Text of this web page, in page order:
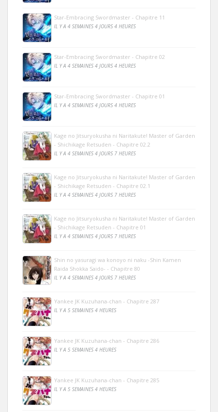
Star-Embracing Swordmaster - Chapitre 11
IL Y A 4 SEMAINES 4 JOURS 4 HEURES
Star-Embracing Swordmaster - Chapitre 02
IL Y A 4 SEMAINES 4 JOURS 4 HEURES
Star-Embracing Swordmaster - Chapitre 01
IL Y A 4 SEMAINES 4 JOURS 4 HEURES
Kage no Jitsuryokusha ni Naritakute! Master of Garden
- Shichikage Retsuden - Chapitre 02.2
IL Y A 4 SEMAINES 4 JOURS 7 HEURES
Kage no Jitsuryokusha ni Naritakute! Master of Garden
- Shichikage Retsuden - Chapitre 02.1
IL Y A 4 SEMAINES 4 JOURS 7 HEURES
Kage no Jitsuryokusha ni Naritakute! Master of Garden
- Shichikage Retsuden - Chapitre 01
IL Y A 4 SEMAINES 4 JOURS 7 HEURES
Shin no yasuragi wa konoyo ni naku -Shin Kamen
Raida Shokka Saido- - Chapitre 80
IL Y A 4 SEMAINES 4 JOURS 7 HEURES
Yankee JK Kuzuhana-chan - Chapitre 287
IL Y A 5 SEMAINES 4 HEURES
Yankee JK Kuzuhana-chan - Chapitre 286
IL Y A 5 SEMAINES 4 HEURES
Yankee JK Kuzuhana-chan - Chapitre 285
IL Y A 5 SEMAINES 4 HEURES